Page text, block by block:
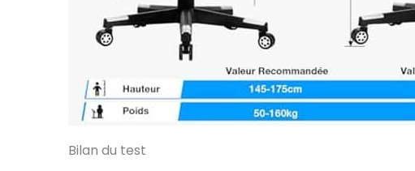
Bilan du test